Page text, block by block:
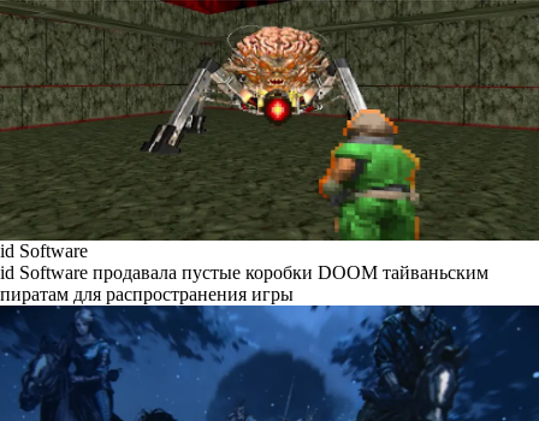
id Software
id Software продавала пустые коробки DOOM тайваньским
пиратам для распространения игры